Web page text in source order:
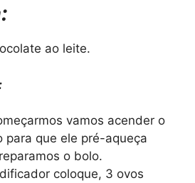
ao leite.
vamos acender o
para que ele pré-aqueça
o bolo.
coloque, 3 ovos